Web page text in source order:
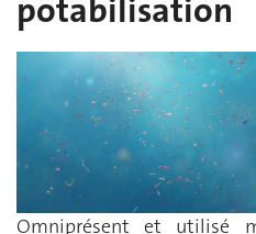
potabilisation
Omniprésent et utilisé